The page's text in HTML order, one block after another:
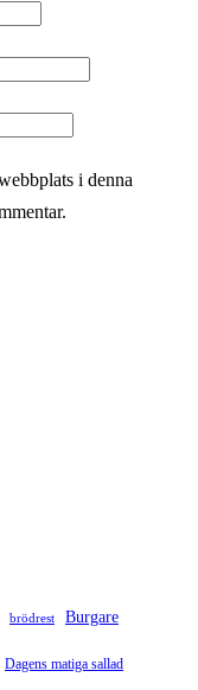
i denna
brödrest Burgare
Dagens matiga sallad